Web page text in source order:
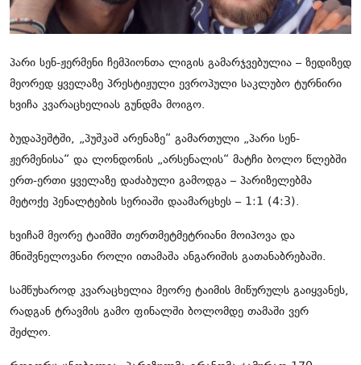
ყვითელი პრესა
პარი სენ-ჟერმენი ჩემპიონთა ლიგის გამარჯვებულია – ზედიზედ
მეორედ ყველაზე პრესტიჟული ევროპული საკლუბო ტურნირი
ხვიჩა კვარაცხელიას გუნდმა მოიგო.
ბუდაპეშტში, „პუშკაშ არენაზე“ გამართული „პარი სენ-
ჟერმენისა“ და ლონდონის „არსენალის“ მატჩი ბოლო წლებში
ერთ-ერთი ყველაზე დაძაბული გამოდგა – პარიზელებმა
მეტოქე პენალტების სერიაში დაამარცხეს – 1:1 (4:3).
ხვიჩამ მეორე ტაიმში თერთმეტმეტრიანი მოიპოვა და
მნიშვნელოვანი როლი ითამაშა ანგარიშის გათანაბრებაში.
სამწუხაროდ კვარაცხელია მეორე ტაიმის მიწურულს გაიყვანეს,
რადგან ტრავმის გამო ფინალში ბოლომდე თამაში ვერ
შეძლო.